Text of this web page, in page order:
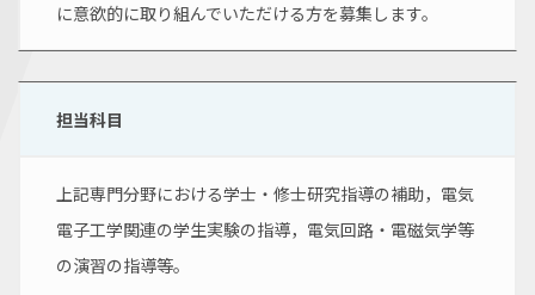
に意欲的に取り組んでいただける方を募集します。
担当科目
上記専門分野における学士・修士研究指導の補助，電気
電子工学関連の学生実験の指導，電気回路・電磁気学等
の演習の指導等。